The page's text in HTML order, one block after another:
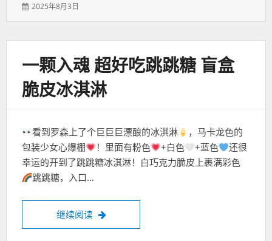
发
2025年8月3日
一颗入魂 超好吃跳跳糖 盲盒
脆皮冰淇淋
看到罗森上了个巨巨巨漂酿的冰淇淋
，马卡龙色的
包装少女心爆棚
！里面有粉色 +白色 +蓝色
还很
幸运的开到了跳跳糖冰淇淋！白巧克力脆皮上裹满彩色
跳跳糖，入口…
继续阅读 一颗入魂 超好吃跳跳糖 盲盒脆皮冰淇淋